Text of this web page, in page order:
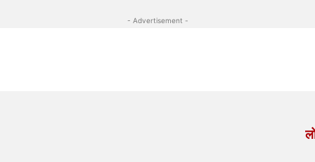
- Advertisement -